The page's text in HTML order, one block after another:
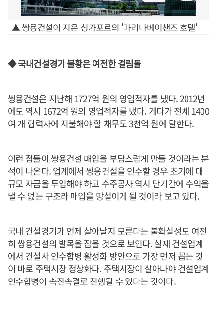
▲ 쌍용건설이 지은 싱가포르의 '마리나베이샌즈 호텔'
◆ 국내건설경기 불황은 여전한 걸림돌
쌍용건설은 지난해 1727억 원의 영업적자를 냈다. 2012년
에도 역시 1672억 원의 영업적자를 냈다. 게다가 전체 1400
여 개 협력사에 지불해야 할 채무도 3천억 원에 달한다.
이런 점들이 쌍용건설 매입을 부담스럽게 만들 것이라는 분
석이 나온다. 업계에서 쌍용건설을 인수할 경우 초기에 대
규모 자금을 투입해야 하고 수주공사 역시 단기간에 수익을
낼 수 없는 구조라 매입을 망설이게 될 것이라 보고 있다.
국내 건설경기가 언제 살아날지 모른다는 불확실성도 여전
히 쌍용건설의 발목을 잡을 것으로 보인다. 실제 건설업계
에서 건설사 인수합병 활성화 방안으로 가장 먼저 꼽는 것
이 바로 주택시장 정상화다. 주택시장이 살아나야 건설업계
인수합병이 속전속결로 진행될 수 있다는 것이다.